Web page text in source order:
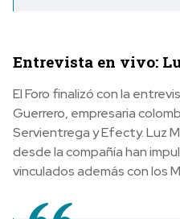
Entrevista en vivo:
El Foro finalizó con la
Guerrero, empresaria
Servientrega y Efecty. Luz
desde la compañía han
vinculados además con los